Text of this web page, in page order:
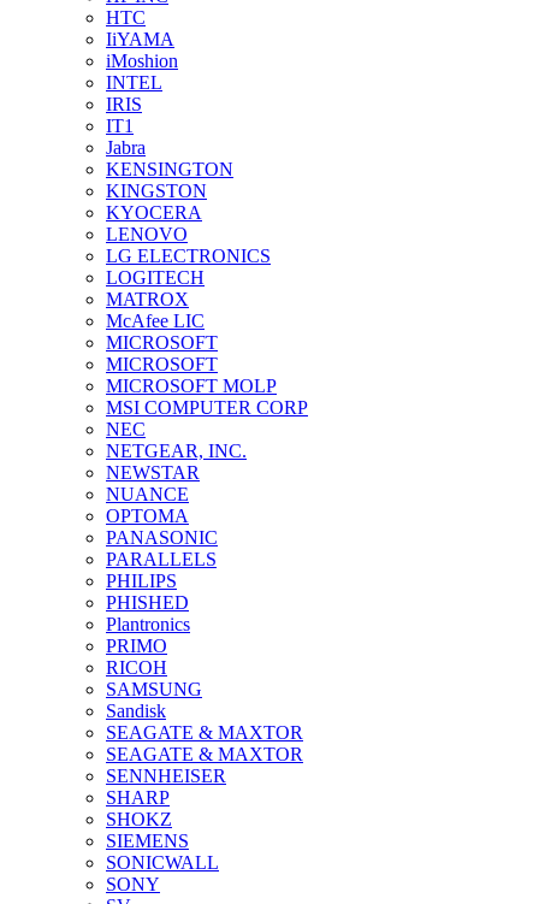
HTC
IiYAMA
iMoshion
INTEL
IRIS
IT1
Jabra
KENSINGTON
KINGSTON
KYOCERA
LENOVO
LG ELECTRONICS
LOGITECH
MATROX
McAfee LIC
MICROSOFT
MICROSOFT
MICROSOFT MOLP
MSI COMPUTER CORP
NEC
NETGEAR, INC.
NEWSTAR
NUANCE
OPTOMA
PANASONIC
PARALLELS
PHILIPS
PHISHED
Plantronics
PRIMO
RICOH
SAMSUNG
Sandisk
SEAGATE & MAXTOR
SEAGATE & MAXTOR
SENNHEISER
SHARP
SHOKZ
SIEMENS
SONICWALL
SONY